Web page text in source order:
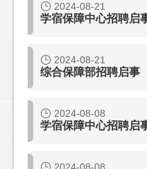
2024-08-21
学宿保障中心招聘启
2024-08-21
综合保障部招聘启事
2024-08-08
学宿保障中心招聘启